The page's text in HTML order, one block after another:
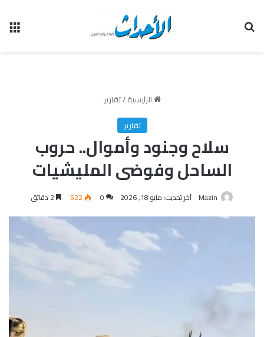
الرئيسية/تقارير
تقارير
سلاح وجنود وأموال.. حروب
الساحل وفوضى المليشيات
Mazin آخر تحديث: مايو 18, 2026 0
522